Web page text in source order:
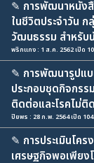
✎ การพัฒนาหนังสื
ในชีวิตประจำวัน ก
วัฒนธรรม สำหรับ
พริกแกง : 1 ส.ค. 2562 เปิด
✎ การพัฒนารูปแบ
ประกอบชุดกิจกรร
ติดต่อและโรคไม่
ปิยพร : 28 ก.พ. 2564 เปิด
✎ การประเมินโค
เศรษฐกิจพอเพียง